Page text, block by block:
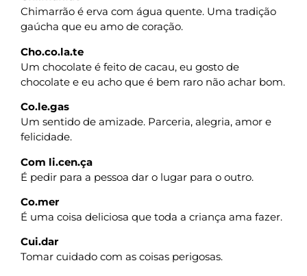
Chimarrão é erva com água quente. Uma tradição
gaúcha que eu amo de coração.
Cho.co.la.te
Um chocolate é feito de cacau, eu gosto de
chocolate e eu acho que é bem raro não achar bom.
Co.le.gas
Um sentido de amizade. Parceria, alegria, amor e
felicidade.
Com li.cen.ça
É pedir para a pessoa dar o lugar para o outro.
Co.mer
É uma coisa deliciosa que toda a criança ama fazer.
Cui.dar
Tomar cuidado com as coisas perigosas.